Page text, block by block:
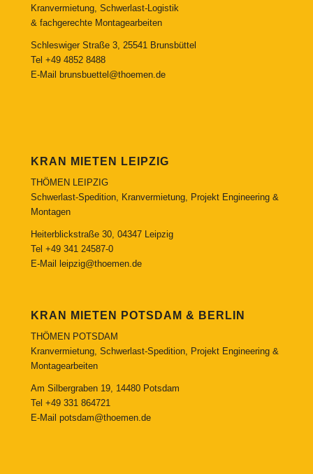
Kranvermietung, Schwerlast-Logistik
& fachgerechte Montagearbeiten
Schleswiger Straße 3, 25541 Brunsbüttel
Tel +49 4852 8488
E-Mail
brunsbuettel@thoemen.de
KRAN MIETEN LEIPZIG
THÖMEN LEIPZIG
Schwerlast-Spedition, Kranvermietung, Projekt Engineering &
Montagen
Heiterblickstraße 30, 04347 Leipzig
Tel +49 341 24587-0
E-Mail
leipzig@thoemen.de
KRAN MIETEN POTSDAM & BERLIN
THÖMEN POTSDAM
Kranvermietung, Schwerlast-Spedition, Projekt Engineering &
Montagearbeiten
Am Silbergraben 19, 14480 Potsdam
Tel +49 331 864721
E-Mail potsdam@thoemen.de